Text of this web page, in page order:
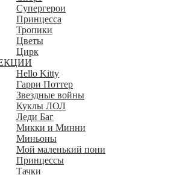
Супергерои
Принцесса
Тропики
Цветы
Цирк
Hello Kitty
Гарри Поттер
Звездные войны
Куклы ЛОЛ
Леди Баг
Микки и Минни
Миньоны
Мой маленький пони
Принцессы
Тачки